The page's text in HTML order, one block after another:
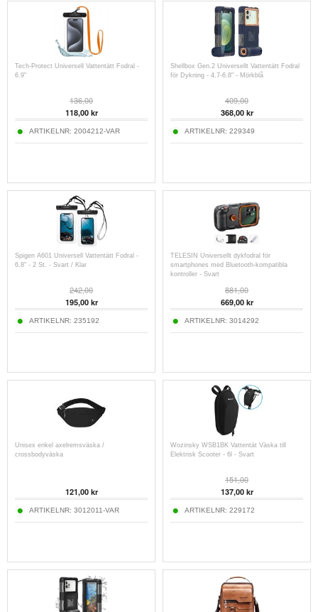
Tech-Protect Universell Vattentätt Fodral -
6.9"
136,00
118,00kr
ARTIKELNR: 2004212-VAR
Shellbox Gen.2 Universellt Vattentätt Fodral
för Dykning - 4.7-6.8" - Mörkblå
409,00
368,00kr
ARTIKELNR: 229349
Spigen A601 Universell Vattentätt Fodral -
6.8" - 2 St. - Svart / Klar
242,00
195,00kr
ARTIKELNR: 235192
TELESIN Universellt dykfodral för
smartphones med Bluetooth-kompatibla
kontroller - Svart
881,00
669,00kr
ARTIKELNR: 3014292
Unisex enkel axelremsväska /
crossbodyväska
121,00kr
ARTIKELNR: 3012011-VAR
Wozinsky WSB1BK Vattentät Väska till
Elektrisk Scooter - 6l - Svart
151,00
137,00kr
ARTIKELNR: 229172